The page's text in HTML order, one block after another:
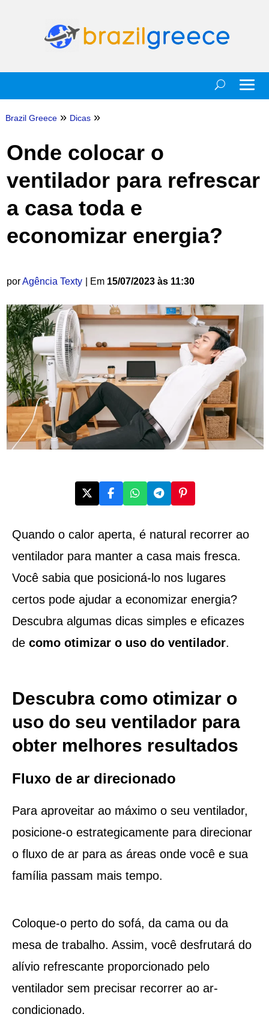
Brazil Greece » Dicas »
Onde colocar o
ventilador para refrescar
a casa toda e
economizar energia?
porAgência Texty | Em 15/07/2023 às 11:30
Quando o calor aperta, é natural recorrer ao
ventilador para manter a casa mais fresca.
Você sabia que posicioná-lo nos lugares
certos pode ajudar a economizar energia?
Descubra algumas dicas simples e eficazes
de como otimizar o uso do ventilador.
Descubra como otimizar o
uso do seu ventilador para
obter melhores resultados
Fluxo de ar direcionado
Para aproveitar ao máximo o seu ventilador,
posicione-o estrategicamente para direcionar
o fluxo de ar para as áreas onde você e sua
família passam mais tempo.
Coloque-o perto do sofá, da cama ou da
mesa de trabalho. Assim, você desfrutará do
alívio refrescante proporcionado pelo
ventilador sem precisar recorrer ao ar-
condicionado.